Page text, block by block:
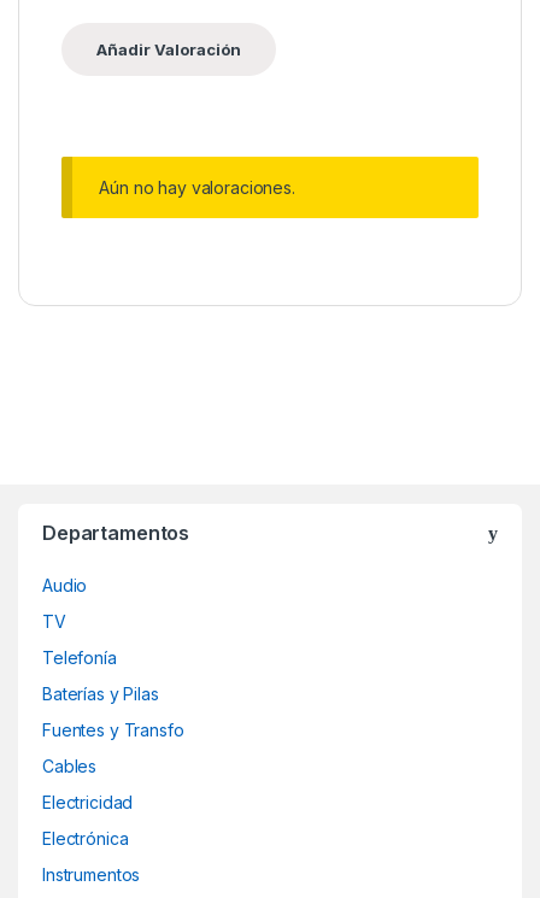
Aún no hay valoraciones.
Departamentos
Audio
TV
Telefonía
Baterías y Pilas
Fuentes y Transfo
Cables
Electricidad
Electrónica
Instrumentos